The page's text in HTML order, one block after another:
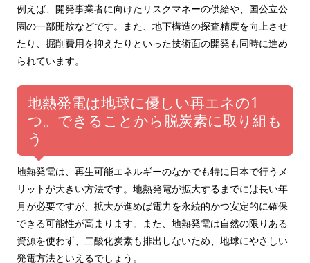
例えば、開発事業者に向けたリスクマネーの供給や、国公立公
園の一部開放などです。また、地下構造の探査精度を向上させ
たり、掘削費用を抑えたりといった技術面の開発も同時に進め
られています。
地熱発電は地球に優しい再エネの1
つ。できることから脱炭素に取り組も
う
地熱発電は、再生可能エネルギーのなかでも特に日本で行うメ
リットが大きい方法です。地熱発電が拡大するまでには長い年
月が必要ですが、拡大が進めば電力を永続的かつ安定的に確保
できる可能性が高まります。また、地熱発電は自然の限りある
資源を使わず、二酸化炭素も排出しないため、地球にやさしい
発電方法といえるでしょう。